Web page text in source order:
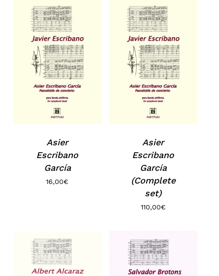
Asier
Escribano
García
16,00€
Asier
Escribano
García
(Complete
set)
110,00€